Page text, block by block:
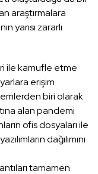
araştırmalara
yarısı zararlı
ile kamufle etme
erişim
biri olarak
alan pandemi
ofis dosyaları ile
dağılımını
tamamen